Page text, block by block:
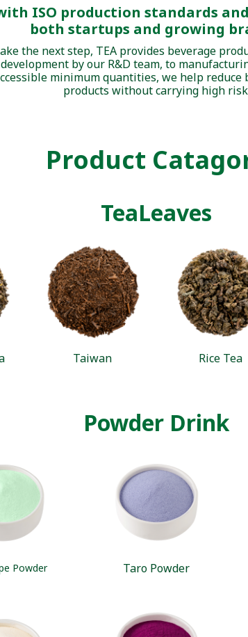
ISO production standards
both startups and growing
the next step, TEA provides beverage
by our R&D team, to
minimum quantities, we help
products without carrying high
Product
TeaLeaves
Taiwan Rice Tea
Powder Drink
Powder Taro Powder